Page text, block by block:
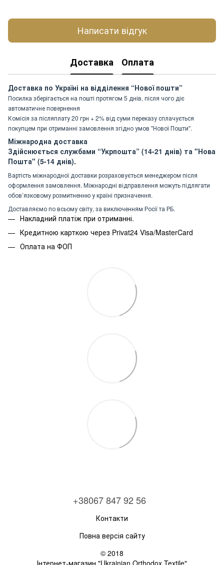
Написати відгук
Доставка Оплата
Доставка по Україні на відділення “Нової пошти”
Посилка зберігається на пошті протягом 5 днів, після чого діє
автоматичне повернення
Комісія за післяплату 20 грн + 2% від суми переказу сплачується
покупцем при отриманні замовлення згідно умов "Нової Пошти".
Міжнародна доставка
Здійснюється службами “Укрпошта” (14-21 днів) та "Нова
Пошта" (5-14 днів).
Вартість міжнародної доставки розраховується менеджером після
оформлення замовлення. Міжнародні відправлення можуть підлягати
обов’язковому розмитненню у країні призначення.
Доставляємо по всьому світу, за виключенням Росії та РБ.
Накладний платіж при отриманні.
Кредитною карткою через Privat24 Visa/MasterCard
Оплата на ФОП
+38067 847 92 56
Контакти
Повна версія сайту
© 2018
Інтернет-магазин "Ukrainian Orthodox Textile"